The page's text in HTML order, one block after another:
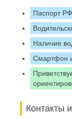
Паспорт
Наличие
Смартфон
Контакты